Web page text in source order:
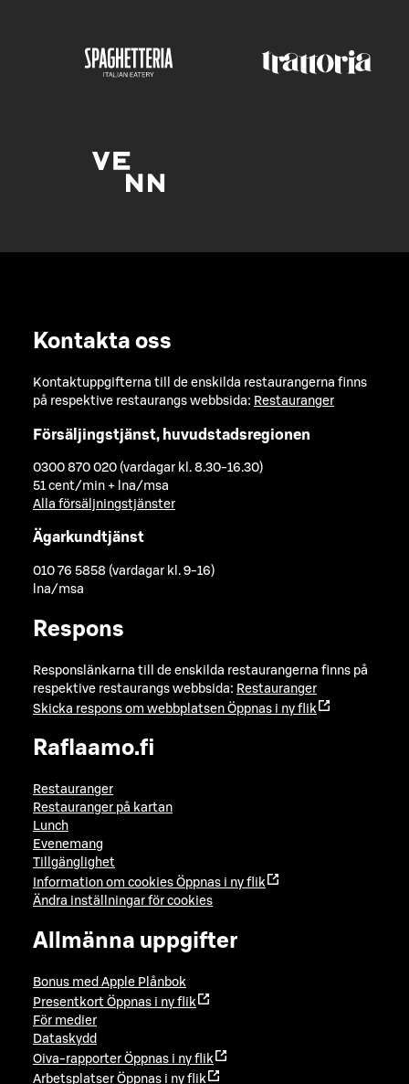
Kontakta oss
Kontaktuppgifterna till de enskilda restaurangerna finns
på respektive restaurangs webbsida: Restauranger
Försäljingstjänst, huvudstadsregionen
0300 870 020 (vardagar kl. 8.30-16.30)
51 cent/min + lna/msa
Alla försäljningstjänster
Ägarkundtjänst
010 76 5858 (vardagar kl. 9-16)
lna/msa
Respons
Responslänkarna till de enskilda restaurangerna finns på
respektive restaurangs webbsida: Restauranger
Skicka respons om webbplatsen Öppnas i ny flik
Raflaamo.fi
Restauranger
Restauranger på kartan
Lunch
Evenemang
Tillgänglighet
Information om cookies Öppnas i ny flik
Ändra inställningar för cookies
Allmänna uppgifter
Bonus med Apple Plånbok
Presentkort Öppnas i ny flik
För medier
Dataskydd
Oiva-rapporter Öppnas i ny flik
Arbetsplatser Öppnas i ny flik